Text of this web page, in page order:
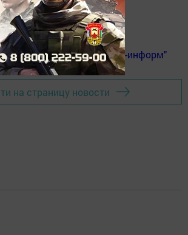
мессенджере MАХ:
tatmedia
на телеграм-канал "Бавлы-информ"
на страницу новости